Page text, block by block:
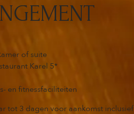
of suite
Karel 5*
en fitnessfaciliteiten
tot 3 dagen voor aankomst inclusief